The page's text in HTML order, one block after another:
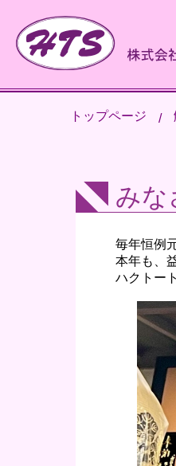
トップページ
みな
毎年恒例
本年も、
ハクトー